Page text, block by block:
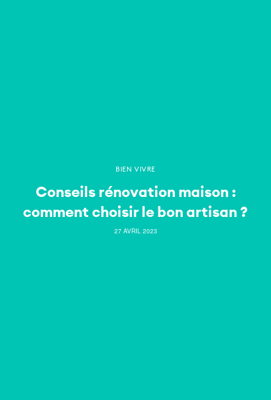
BIEN VIVRE
Conseils rénovation maison :
comment choisir le bon artisan ?
27 AVRIL 2023